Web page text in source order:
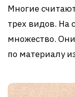
Многие
трех видов. На
множество.
по материалу